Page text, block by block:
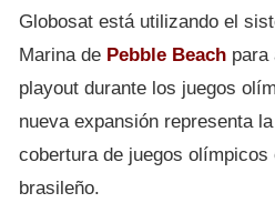
Globosat está utilizando el
Marina de Pebble Beach para
playout durante los juegos
nueva expansión representa
cobertura de juegos olímpicos
brasileño.